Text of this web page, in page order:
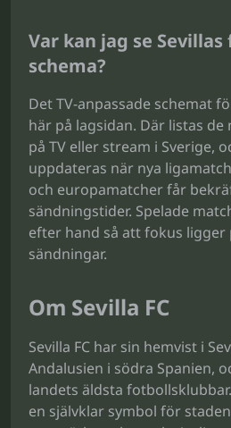
Var kan jag se
schema?
Det TV-anpassade schemat
här på lagsidan. Där listas
på TV eller stream i Sverige,
uppdateras när nya
och europamatcher får
sändningstider. Spelade
efter hand så att fokus ligger
sändningar.
Om Sevilla FC
Sevilla FC har sin hemvist i
Andalusien i södra Spanien,
landets äldsta
en självklar symbol för